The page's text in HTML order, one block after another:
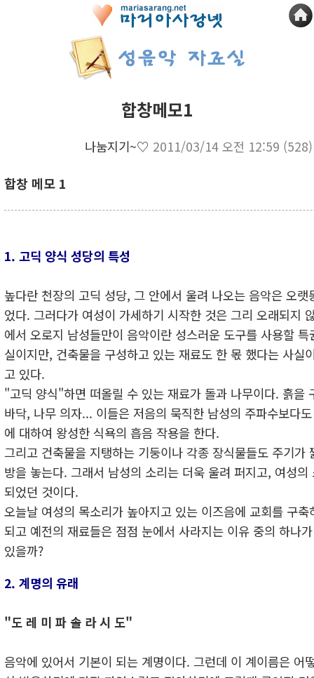
합창메모1
나눔지기~♡ 2011/03/14 오전 12:59 (528)
합창 메모 1
1. 고딕 양식 성당의 특성
높다란 천장의 고딕 성당, 그 안에서 울려 나오는 음악은 오랫
었다. 그러다가 여성이 가세하기 시작한 것은 그리 오래되지
에서 오로지 남성들만이 음악이란 성스러운 도구를 사용할
실이지만, 건축물을 구성하고 있는 재료도 한 몫 했다는 사실
고 있다.
"고딕 양식"하면 떠올릴 수 있는 재료가 돌과 나무이다. 흙을
바닥, 나무 의자... 이들은 저음의 묵직한 남성의 주파수보다
에 대하여 왕성한 식욕의 흡음 작용을 한다.
그리고 건축물을 지탱하는 기둥이나 각종 장식물들도 주기가
방을 놓는다. 그래서 남성의 소리는 더욱 울려 퍼지고, 여성의
되었던 것이다.
오늘날 여성의 목소리가 높아지고 있는 이즈음에 교회를 구
되고 예전의 재료들은 점점 눈에서 사라지는 이유 중의 하나
있을까?
2. 계명의 유래
"도 레 미 파 솔 라 시 도"
음악에 있어서 기본이 되는 계명이다. 그런데 이 계이름은 어